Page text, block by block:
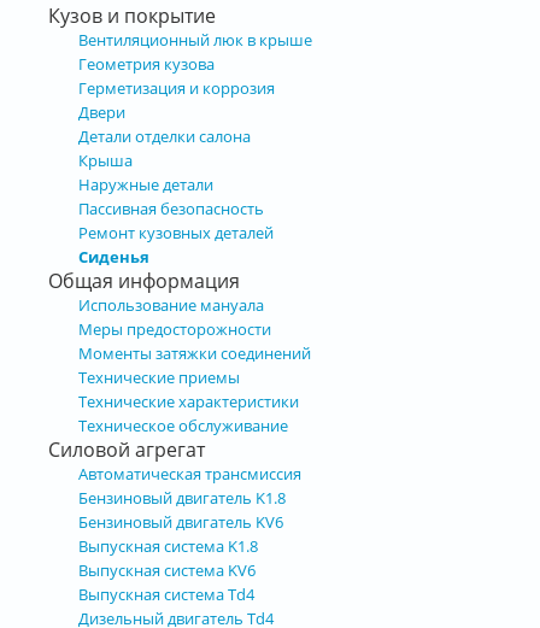
Кузов и покрытие
Вентиляционный люк в крыше
Геометрия кузова
Герметизация и коррозия
Двери
Детали отделки салона
Крыша
Наружные детали
Пассивная безопасность
Ремонт кузовных деталей
Сиденья
Общая информация
Использование мануала
Меры предосторожности
Моменты затяжки соединений
Технические приемы
Технические характеристики
Техническое обслуживание
Силовой агрегат
Автоматическая трансмиссия
Бензиновый двигатель K1.8
Бензиновый двигатель KV6
Выпускная система K1.8
Выпускная система KV6
Выпускная система Td4
Дизельный двигатель Td4